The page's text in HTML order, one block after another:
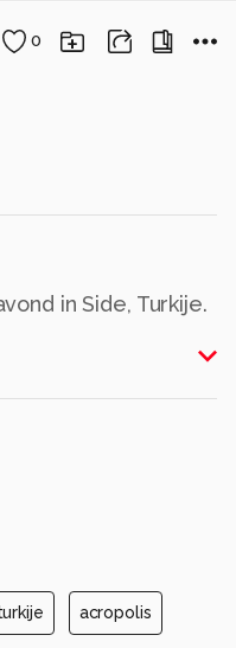
0
in Side, Turkije.
de
acropolis